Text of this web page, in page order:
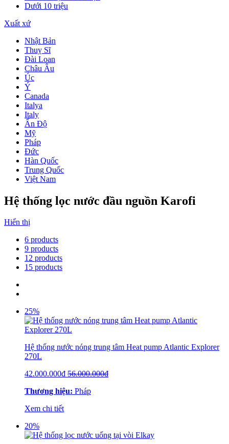
Dưới 10 triệu
Xuất xứ
Nhật Bản
Thuỵ Sĩ
Đài Loan
Châu Âu
Úc
Ý
Canada
Italya
Italy
Ấn Độ
Mỹ
Pháp
Đức
Hàn Quốc
Trung Quốc
Việt Nam
Hệ thống lọc nước đầu nguồn Karofi
Hiển thị
6 products
9 products
12 products
15 products
25%
Hệ thống nước nóng trung tâm Heat pump Atlantic Explorer
270L
42.000.000đ 56.000.000đ
Thương hiệu: Pháp
Xem chi tiết
20%